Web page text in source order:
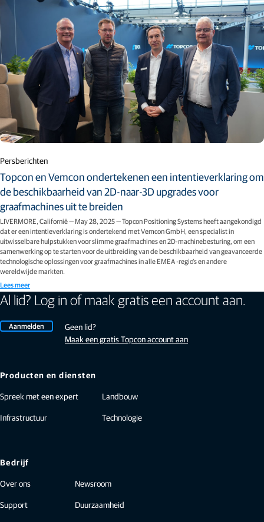
Persberichten
Topcon en Vemcon ondertekenen een intentieverklaring om
de beschikbaarheid van 2D-naar-3D upgrades voor
graafmachines uit te breiden
LIVERMORE, Californië — May 28, 2025 — Topcon Positioning Systems heeft aangekondigd
dat er een intentieverklaring is ondertekend met Vemcon GmbH, een specialist in
uitwisselbare hulpstukken voor slimme graafmachines en 2D-machinebesturing, om een
samenwerking op te starten voor de uitbreiding van de beschikbaarheid van geavanceerde
technologische oplossingen voor graafmachines in alle EMEA -regio's en andere
wereldwijde markten.
Lees meer
Al lid? Log in of maak gratis een account aan.
Aanmelden
Geen lid?
Maak een gratis Topcon account aan
Producten en diensten
Spreek met een expert
Infrastructuur
Landbouw
Technologie
Bedrijf
Over ons
Support
Newsroom
Duurzaamheid